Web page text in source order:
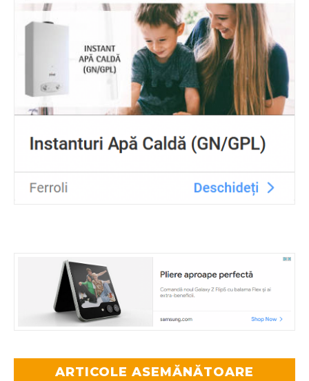
ARTICOLE ASEMĂNĂTOARE